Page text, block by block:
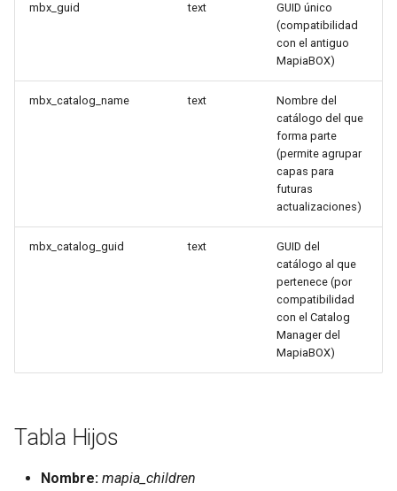
mbx_guid text
GUID único
(compatibilidad
con el antiguo
MapiaBOX)
mbx_catalog_name text
Nombre del
catálogo del que
forma parte
(permite agrupar
capas para
futuras
actualizaciones)
mbx_catalog_guid text
GUID del
catálogo al que
pertenece (por
compatibilidad
con el Catalog
Manager del
MapiaBOX)
Tabla Hijos
Nombre: mapia_children